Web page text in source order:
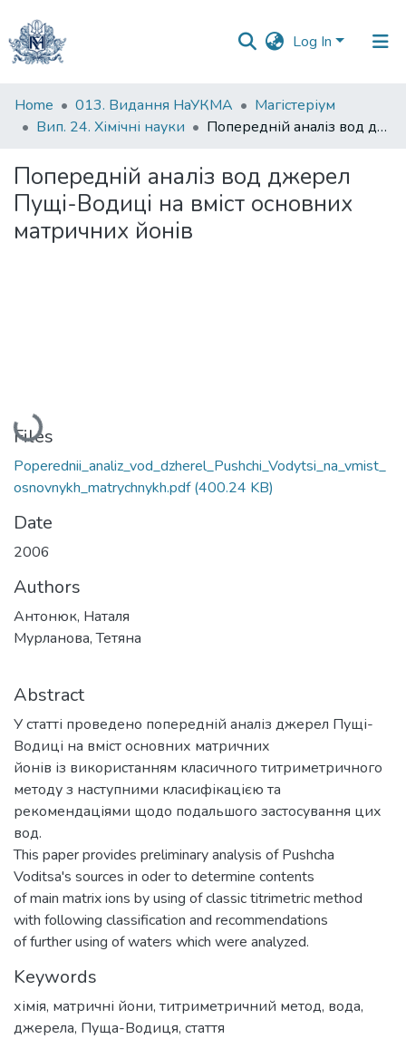
Log In
Communities
&
All of DSpace
Statistics
Home 013. Видання НаУКМА
Магістеріум
Вип. 24. Хімічні науки
Попередній аналіз вод джерел Пущі-Водиці на вміст основних матричних йонів
Попередній аналіз вод джерел
Пущі-Водиці на вміст основних
матричних йонів
Loading...
Files
Poperednii_analiz_vod_dzherel_Pushchi_Vodytsi_na_vmist_
osnovnykh_matrychnykh.pdf(400.24 KB)
Date
2006
Authors
Антонюк, Наталя
Мурланова, Тетяна
Abstract
У статті проведено попередній аналіз джерел Пущі-
Водиці на вміст основних матричних
йонів із використанням класичного титриметричного
методу з наступними класифікацією та
рекомендаціями щодо подальшого застосування цих
вод.
This paper provides preliminary analysis of Pushcha
Voditsa's sources in oder to determine contents
of main matrix ions by using of classic titrimetric method
with following classification and recommendations
of further using of waters which were analyzed.
Keywords
хімія, матричні йони, титриметричний метод, вода,
джерела, Пуща-Водиця, стаття